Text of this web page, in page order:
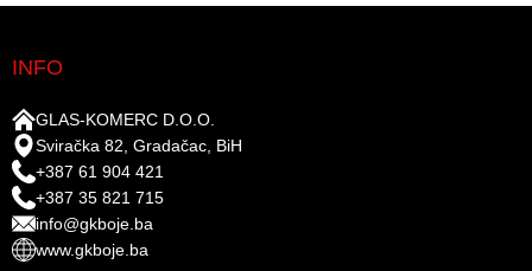
INFO
GLAS-KOMERC D.O.O.
Sviračka 82, Gradačac, BiH
+387 61 904 421
+387 35 821 715
info@gkboje.ba
www.gkboje.ba